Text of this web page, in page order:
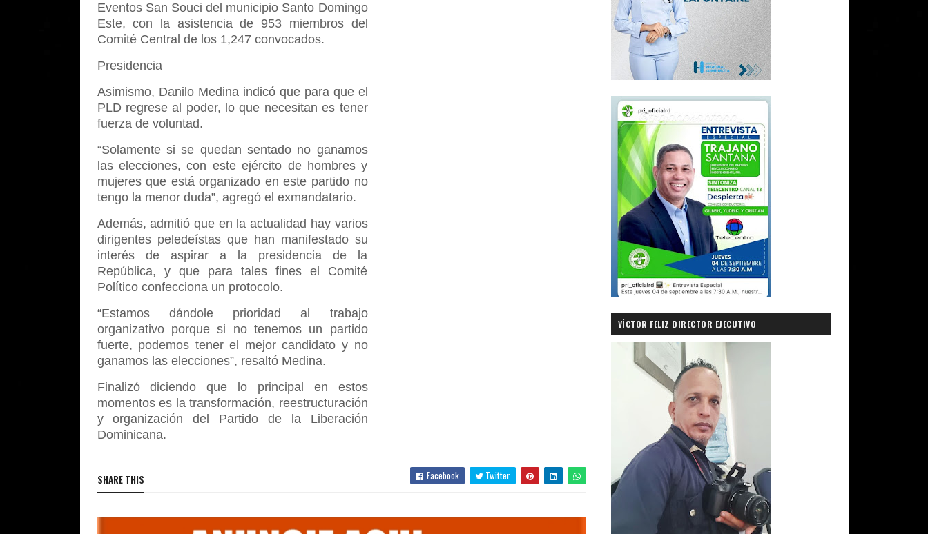
Eventos San Souci del municipio Santo Domingo
Este, con la asistencia de 953 miembros del
Comité Central de los 1,247 convocados.
Presidencia
Asimismo, Danilo Medina indicó que para que el
PLD regrese al poder, lo que necesitan es tener
fuerza de voluntad.
“Solamente si se quedan sentado no ganamos
las elecciones, con este ejército de hombres y
mujeres que está organizado en este partido no
tengo la menor duda”, agregó el exmandatario.
Además, admitió que en la actualidad hay varios
dirigentes peledeístas que han manifestado su
interés de aspirar a la presidencia de la
República, y que para tales fines el Comité
Político confecciona un protocolo.
“Estamos dándole prioridad al trabajo
organizativo porque si no tenemos un partido
fuerte, podemos tener el mejor candidato y no
ganamos las elecciones”, resaltó Medina.
Finalizó diciendo que lo principal en estos
momentos es la transformación, reestructuración
y organización del Partido de la Liberación
Dominicana.
SHARE THIS Facebook Twitter
VÍCTOR FELIZ DIRECTOR EJECUTIVO
PRIMICIASDELSUR.COM